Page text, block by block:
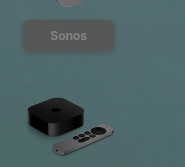
Sonos